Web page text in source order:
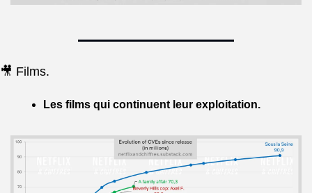
🎥 Films.
Les films qui continuent leur exploitation.